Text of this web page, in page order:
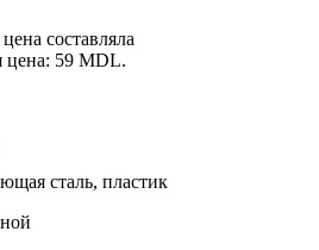
составляла
цена: 59 MDL.
сталь, пластик